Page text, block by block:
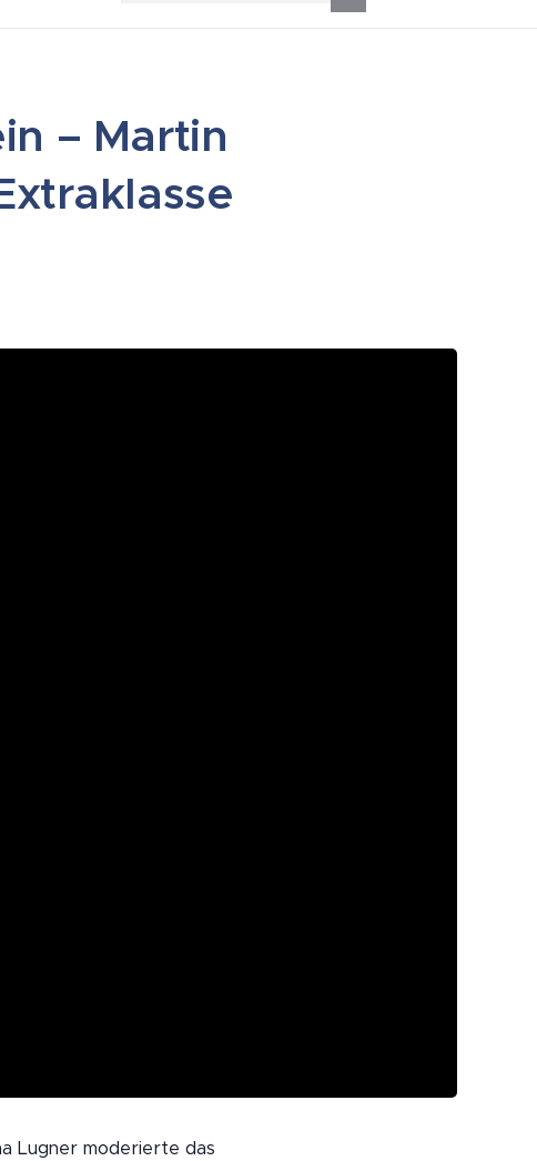
– Martin
Lugner moderierte das